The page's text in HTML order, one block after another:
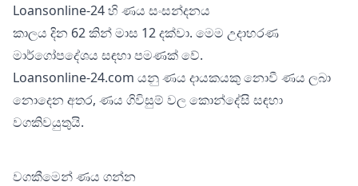
Loansonline-24 හි ණය සංසන්දනය
කාලය දින 62 කින් මාස 12 දක්වා. මෙම උදාහරණ
මාර්ගෝපදේශය සඳහා පමණක් වේ.
Loansonline-24.com යනු ණය දායකයකු නොවී ණය ලබා
නොදෙන අතර, ණය ගිවිසුම් වල කොන්දේසි සඳහා
වගකිවයුතුයි.
වගකීමෙන් ණය ගන්න